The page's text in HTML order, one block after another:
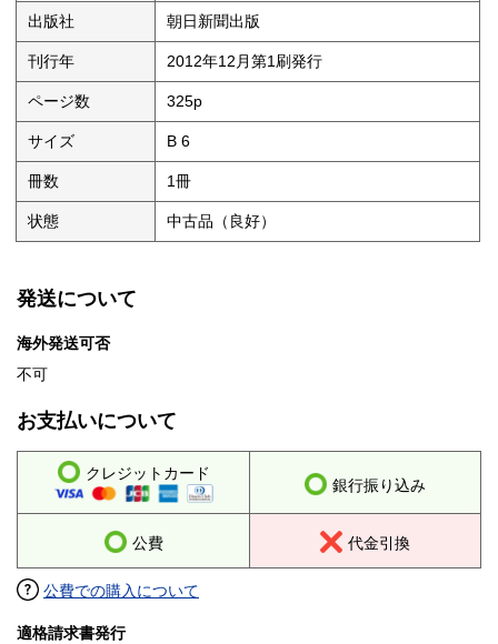
出版社 朝日新聞出版
刊行年 2012年12月第1刷発行
ページ数 325p
サイズ B 6
冊数 1冊
状態 中古品（良好）
発送について
海外発送可否
不可
お支払いについて
クレジットカード
銀行振り込み
公費 代金引換
公費での購入について
適格請求書発行